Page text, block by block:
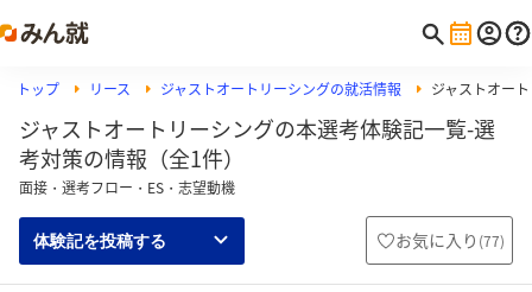
トップ リース ジャストオートリーシングの就活情報 ジャストオー
ジャストオートリーシングの本選考体験記一覧-選
考対策の情報（全1件）
面接・選考フロー・ES・志望動機
体験記を投稿する お気に入り (77)